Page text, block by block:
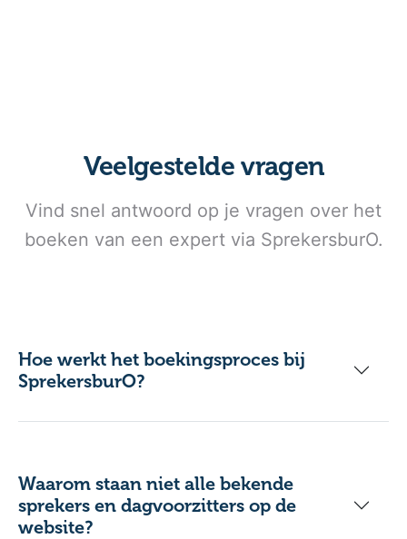
Veelgestelde vragen
Vind snel antwoord op je vragen over het
boeken van een expert via SprekersburO.
Hoe werkt het boekingsproces bij
SprekersburO?
Waarom staan niet alle bekende
sprekers en dagvoorzitters op de
website?